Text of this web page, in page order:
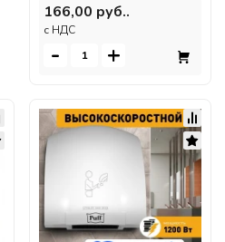
166,00 руб..
c НДС
- +